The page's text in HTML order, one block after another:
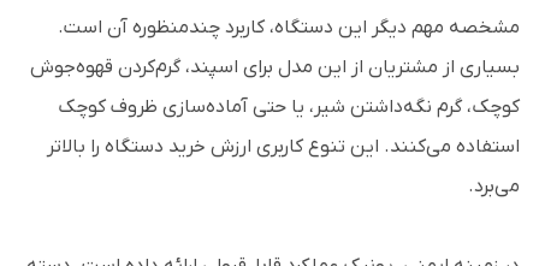
مشخصه مهم دیگر این دستگاه، کاربرد چندمنظوره آن است.
بسیاری از مشتریان از این مدل برای اسپند، گرم‌کردن قهوه‌جوش
کوچک، گرم نگه‌داشتن شیر، یا حتی آماده‌سازی ظروف کوچک
استفاده می‌کنند. این تنوع کاربری ارزش خرید دستگاه را بالاتر
می‌برد.